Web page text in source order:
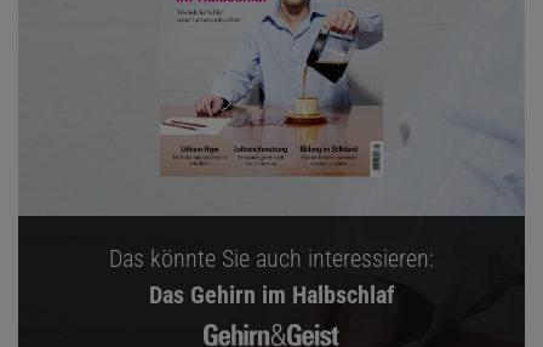
Das könnte Sie auch interessieren:
Das Gehirn im Halbschlaf